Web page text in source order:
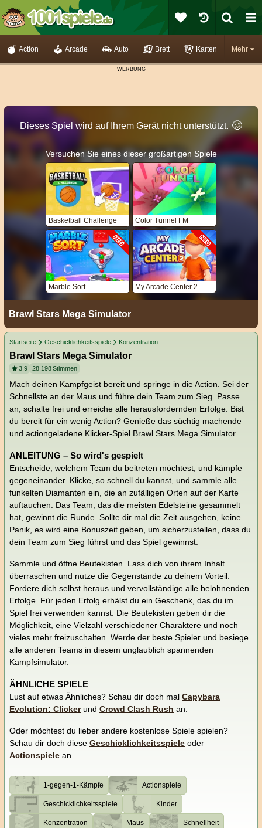
Mehr
Action Arcade Auto Brett Karten
Dieses Spiel wird auf Ihrem Gerät nicht unterstützt. 🥴️
Versuchen Sie eines dieser großartigen Spiele
Basketball Challenge Color Tunnel FM
Marble Sort My Arcade Center 2
Brawl Stars Mega Simulator
Startseite Geschicklichkeitsspiele Konzentration
Brawl Stars Mega Simulator
3.9 28.198Stimmen
Mach deinen Kampfgeist bereit und springe in die Action. Sei der
Schnellste an der Maus und führe dein Team zum Sieg. Passe
an, schalte frei und erreiche alle herausfordernden Erfolge. Bist
du bereit für ein wenig Action? Genieße das süchtig machende
und actiongeladene Klicker-Spiel Brawl Stars Mega Simulator.
ANLEITUNG – So wird's gespielt
Entscheide, welchem Team du beitreten möchtest, und kämpfe
gegeneinander. Klicke, so schnell du kannst, und sammle alle
funkelten Diamanten ein, die an zufälligen Orten auf der Karte
auftauchen. Das Team, das die meisten Edelsteine gesammelt
hat, gewinnt die Runde. Sollte dir mal die Zeit ausgehen, keine
Panik, es wird eine Bonuszeit geben, um sicherzustellen, dass du
dein Team zum Sieg führst und das Spiel gewinnst.
Sammle und öffne Beutekisten. Lass dich von ihrem Inhalt
überraschen und nutze die Gegenstände zu deinem Vorteil.
Fordere dich selbst heraus und vervollständige alle belohnenden
Erfolge. Für jeden Erfolg erhälst du ein Geschenk, das du im
Spiel frei verwenden kannst. Die Beutekisten geben dir die
Möglichkeit, eine Vielzahl verschiedener Charaktere und noch
vieles mehr freizuschalten. Werde der beste Spieler und besiege
alle anderen Teams in diesem unglaublich spannenden
Kampfsimulator.
ÄHNLICHE SPIELE
Lust auf etwas Ähnliches? Schau dir doch mal Capybara
Evolution: Clickerund Crowd Clash Rush an.
Oder möchtest du lieber andere kostenlose Spiele spielen?
Schau dir doch diese Geschicklichkeitsspiele oder
Actionspiele an.
1-gegen-1-Kämpfe Actionspiele
Geschicklichkeitsspiele Kinder
Konzentration Maus Schnellheit